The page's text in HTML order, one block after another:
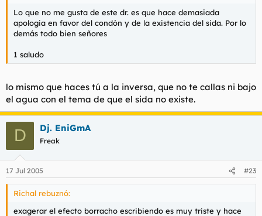
Lo que no me gusta de este dr. es que hace demasiada
apologia en favor del condón y de la existencia del sida. Por lo
demás todo bien señores
1 saludo
lo mismo que haces tú a la inversa, que no te callas ni bajo
el agua con el tema de que el sida no existe.
D Dj. EniGmA
Freak
17 Jul 2005 #23
Richal rebuznó:
exagerar el efecto borracho escribiendo es muy triste y hace